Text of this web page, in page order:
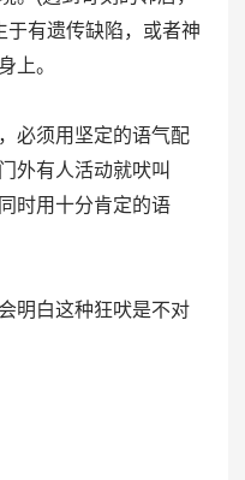
于有遗传缺陷，或者神
上。
须用坚定的语气配
外有人活动就吠叫
时用十分肯定的语
白这种狂吠是不对